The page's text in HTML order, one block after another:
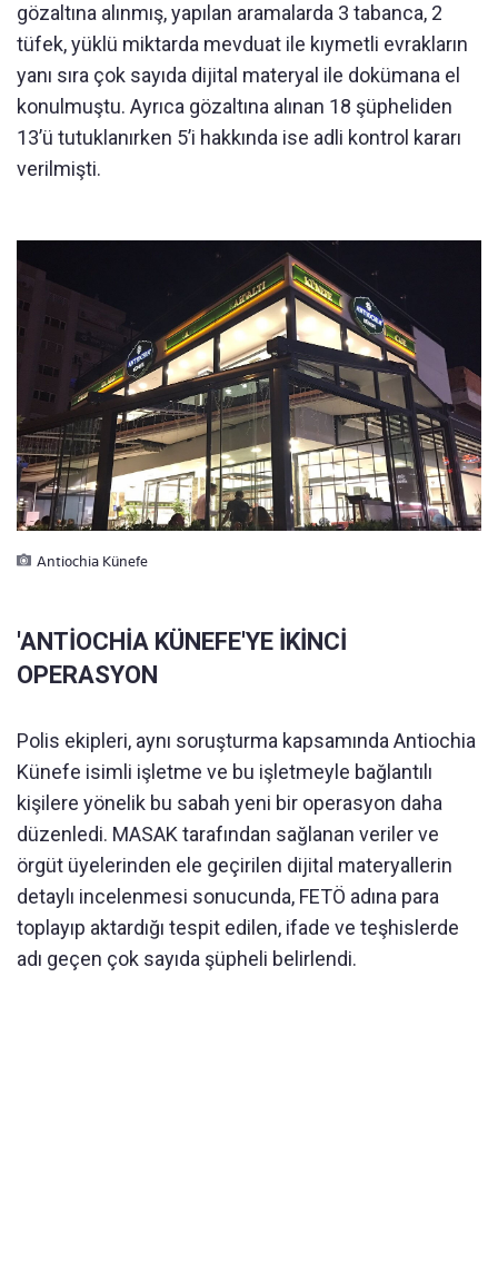
gözaltına alınmış, yapılan aramalarda 3 tabanca, 2
tüfek, yüklü miktarda mevduat ile kıymetli evrakların
yanı sıra çok sayıda dijital materyal ile dokümana el
konulmuştu. Ayrıca gözaltına alınan 18 şüpheliden
13’ü tutuklanırken 5’i hakkında ise adli kontrol kararı
verilmişti.
Antiochia Künefe
'ANTİOCHİA KÜNEFE'YE İKİNCİ
OPERASYON
Polis ekipleri, aynı soruşturma kapsamında Antiochia
Künefe isimli işletme ve bu işletmeyle bağlantılı
kişilere yönelik bu sabah yeni bir operasyon daha
düzenledi. MASAK tarafından sağlanan veriler ve
örgüt üyelerinden ele geçirilen dijital materyallerin
detaylı incelenmesi sonucunda, FETÖ adına para
toplayıp aktardığı tespit edilen, ifade ve teşhislerde
adı geçen çok sayıda şüpheli belirlendi.